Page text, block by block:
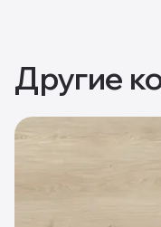
Другие